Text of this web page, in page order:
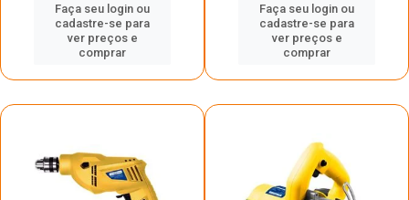
Faça seu login ou
cadastre-se para
ver preços e
comprar
Faça seu login ou
cadastre-se para
ver preços e
comprar